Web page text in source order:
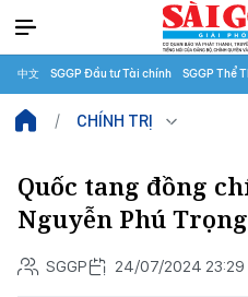
中文 SGGP Đầu tư Tài chính SGGP Thể
CHÍNH TRỊ
Quốc tang đồng
Nguyễn Phú Trọng
SGGP 24/07/2024 23:29